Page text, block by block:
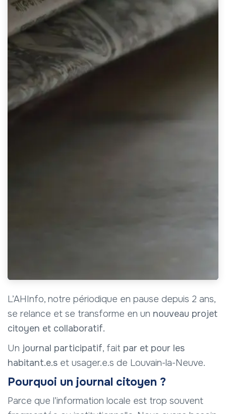
L’AHInfo, notre périodique en pause depuis 2 ans,
se relance et se transforme en un nouveau projet
citoyen et collaboratif.
Un journal participatif, fait par et pour les
habitant.e.s et usager.e.s de Louvain-la-Neuve.
Pourquoi un journal citoyen ?
Parce que l’information locale est trop souvent